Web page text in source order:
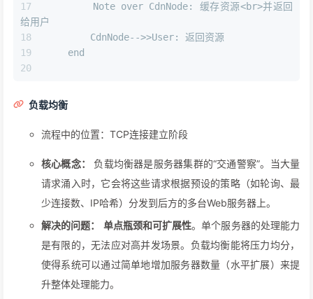
        Note over CdnNode: 缓存资源<br>并返回
给用户
        CdnNode-->>User: 返回资源
    end
负载均衡
流程中的位置：TCP连接建立阶段
核心概念：
负载均衡器是服务器集群的“交通警察”。当大量
请求涌入时，它会将这些请求根据预设的策略（如轮询、最
少连接数、IP哈希）分发到后方的多台Web服务器上。
解决的问题：
单点瓶颈和可扩展性。单个服务器的处理能力
是有限的，无法应对高并发场景。负载均衡能将压力均分，
使得系统可以通过简单地增加服务器数量（水平扩展）来提
升整体处理能力。